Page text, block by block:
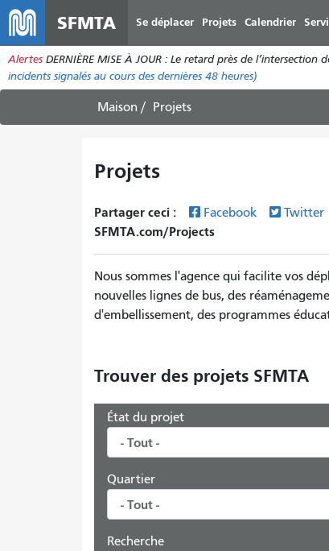
SFMTA Se déplacer Projets Calendrier
Alertes DERNIÈRE MISE À JOUR : Le retard près de
incidents signalés au cours des dernières 48 heures)
Maison Projets
Projets
Partager ceci : Facebook Twitter
SFMTA.com/Projects
Nous sommes l'agence qui facilite vos
nouvelles lignes de bus, des
d'embellissement, des programmes
Trouver des projets SFMTA
État du projet
Quartier
Recherche